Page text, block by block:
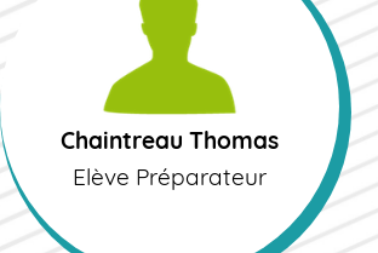
Chaintreau Thomas
Elève Préparateur
Chaintreau Thomas
Elève Préparateur